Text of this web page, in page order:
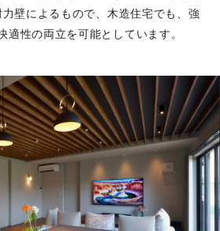
壁によるもので、木造住宅でも、強
適性の両立を可能としています。